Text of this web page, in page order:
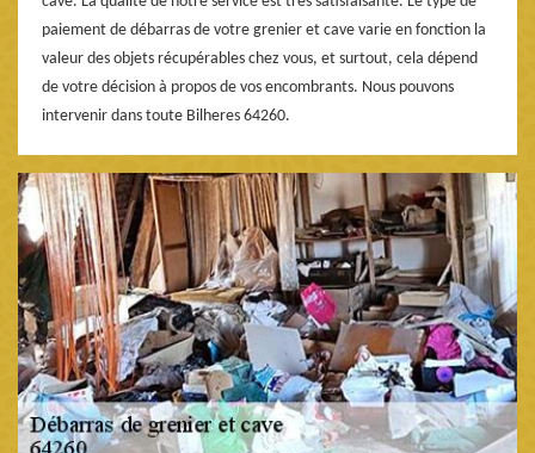
paiement de débarras de votre grenier et cave varie en fonction la
valeur des objets récupérables chez vous, et surtout, cela dépend
de votre décision à propos de vos encombrants. Nous pouvons
intervenir dans toute Bilheres 64260.